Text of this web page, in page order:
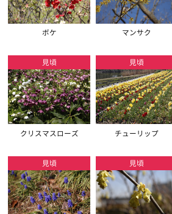
ボケ マンサク
見頃
クリスマスローズ
見頃
チューリップ
見頃 見頃